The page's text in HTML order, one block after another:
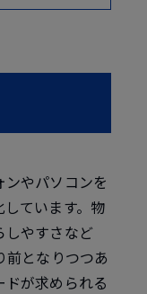
やパソコンを
ています。物
しやすさなど
前となりつつあ
が求められる